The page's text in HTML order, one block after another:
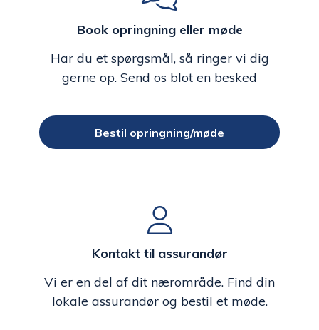
Book opringning eller møde
Har du et spørgsmål, så ringer vi dig
gerne op. Send os blot en besked
Bestil opringning/møde
Kontakt til assurandør
Vi er en del af dit nærområde. Find din
lokale assurandør og bestil et møde.